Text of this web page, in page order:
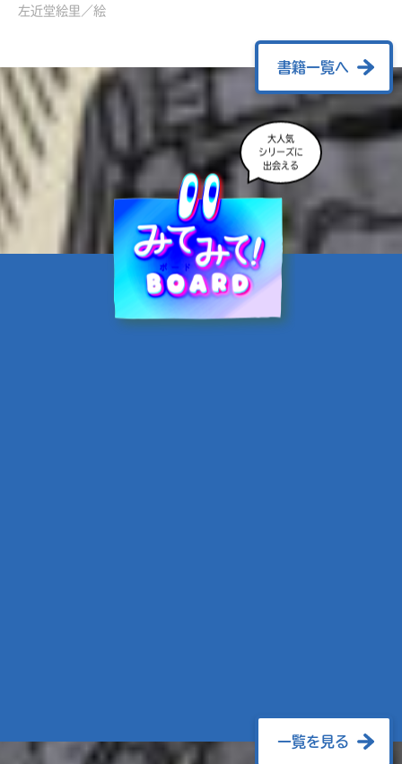
VS暴走モブ
営委員会／協力
佐久間さのすけ／絵
左近堂絵里／絵
書籍一覧へ
大人気
シリーズに
出会える
一覧を見る